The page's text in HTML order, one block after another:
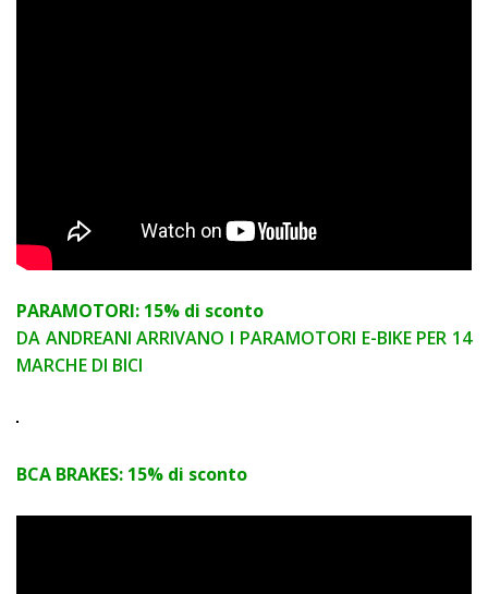
PARAMOTORI: 15% di sconto
DA ANDREANI ARRIVANO I PARAMOTORI E-BIKE PER 14
MARCHE DI BICI
BCA BRAKES: 15% di sconto